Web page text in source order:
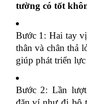
tường có tốt
Bước 1: Hai tay
thân và chân thả
giúp phát triển
Bước 2: Lần